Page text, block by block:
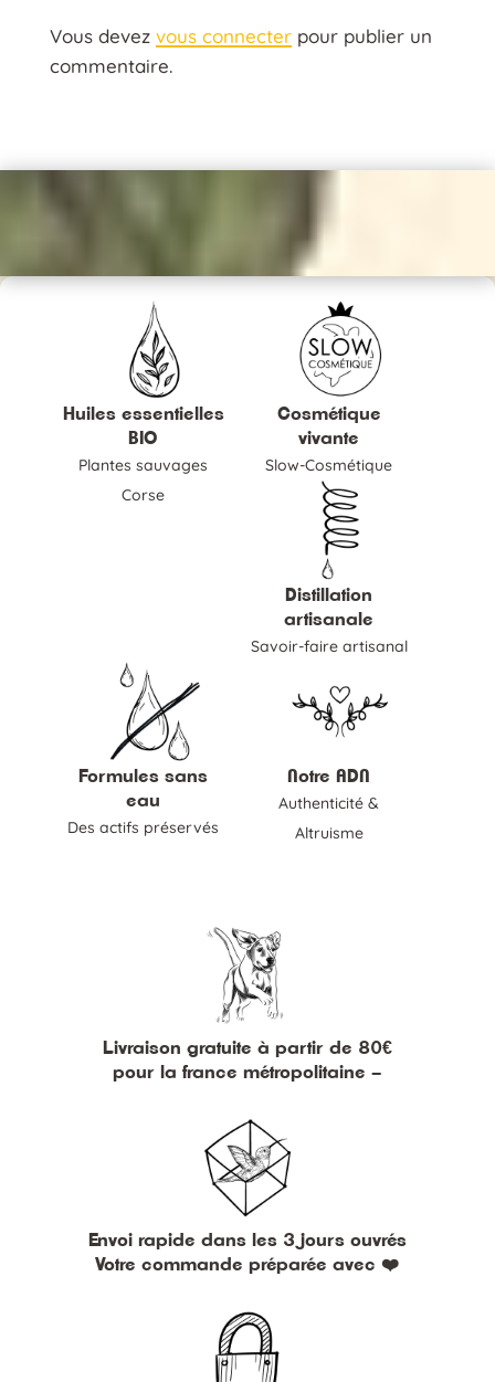
Vous devez vous connecterpour publier un
commentaire.
Huiles essentielles
BIO
Plantes sauvages
Corse
Cosmétique
vivante
Slow-Cosmétique
Distillation
artisanale
Savoir-faire artisanal
Formules sans
eau
Des actifs préservés
Notre ADN
Authenticité &
Altruisme
Livraison gratuite à partir de 80€
pour la france métropolitaine –
Envoi rapide dans les 3 jours ouvrés
Votre commande préparée avec ❤️